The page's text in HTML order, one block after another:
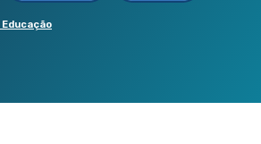
Educação